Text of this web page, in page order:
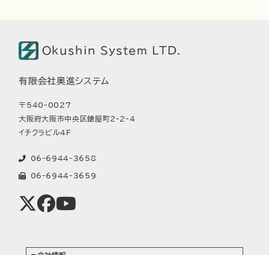
Okushin System LTD.
有限会社奥進システム
〒540-0027
大阪府大阪市中央区鎗屋町2-2-4
イチクラビル4F
06-6944-3658
06-6944-3659